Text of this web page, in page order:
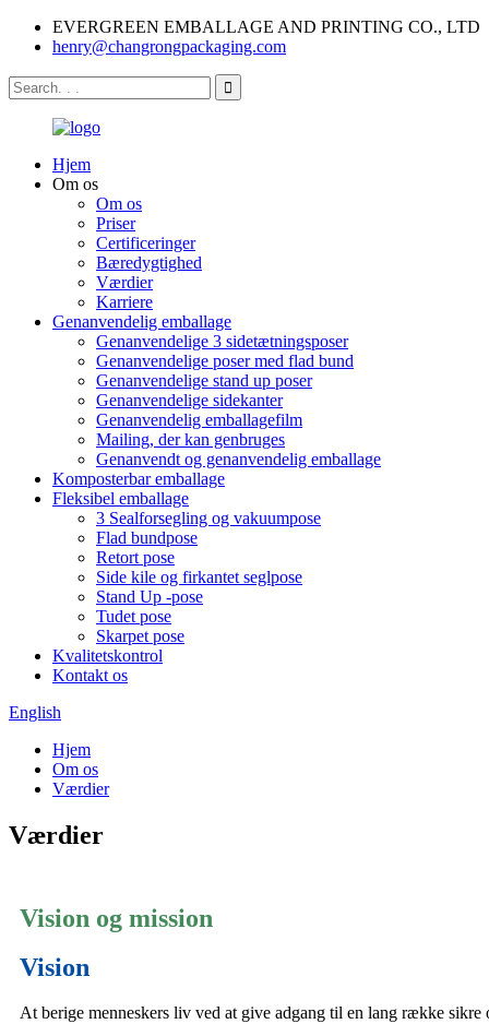
EVERGREEN EMBALLAGE AND PRINTING CO., LTD
henry@changrongpackaging.com
Hjem
Om os
Om os
Priser
Certificeringer
Bæredygtighed
Værdier
Karriere
Genanvendelig emballage
Genanvendelige 3 sidetætningsposer
Genanvendelige poser med flad bund
Genanvendelige stand up poser
Genanvendelige sidekanter
Genanvendelig emballagefilm
Mailing, der kan genbruges
Genanvendt og genanvendelig emballage
Komposterbar emballage
Fleksibel emballage
3 Sealforsegling og vakuumpose
Flad bundpose
Retort pose
Side kile og firkantet seglpose
Stand Up -pose
Tudet pose
Skarpet pose
Kvalitetskontrol
Kontakt os
English
Hjem
Om os
Værdier
Værdier
Vision og mission
Vision
At berige menneskers liv ved at give adgang til en lang række